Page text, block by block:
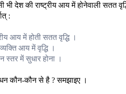
भी देश की राष्ट्रीय आय में होनेवाली सतत
:
आय में होती सतत वृद्धि ।
आय में वृद्धि ।
स्तर में सुधार होना ।
कौन-कौन से है ? समझाइए ।